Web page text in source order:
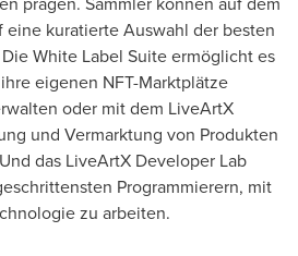
eine kuratierte Auswahl der besten
White Label Suite ermöglicht es
eigenen NFT-Marktplätze
oder mit dem LiveArtX
und Vermarktung von Produkten
das LiveArtX Developer Lab
Programmierern, mit
zu arbeiten.